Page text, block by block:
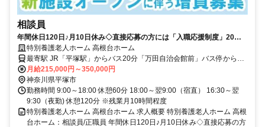
相談員
年間休日120日♪月10日休み◇直接応募の方には「入職応援制度」20万
円の支給あり！見学からでもお気軽にご応募ください◎【平塚市・特別
養護老人ホーム、平塚駅、相談員、正社員】
特別養護老人ホーム 高根台ホーム
最寄駅 JR「平塚駅」からバス20分「万田自治会館前」バス停から徒
歩5分、または車15分
月給215,000円～350,000円
神奈川県平塚市
勤務時間 9:00～18:00 休憩60分 18:00～翌9:00（宿直） 16:30～翌
9:30（夜勤) 休憩120分 ※残業月10時間程度
特別養護老人ホーム 高根台ホーム 求人概要 特別養護老人ホーム 高根
台ホーム：相談員/正職員 年間休日120日♪月10日休み◇直接応募の方